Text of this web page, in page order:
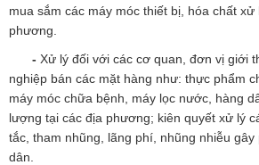
mua sắm các máy móc thiết bị, hóa chất
phương.
- Xử lý đối với các cơ quan, đơn vị giới
nghiệp bán các mặt hàng như: thực phẩm
máy móc chữa bệnh, máy lọc nước, hàng
lượng tại các địa phương; kiên quyết xử lý
tắc, tham nhũng, lãng phí, nhũng nhiễu gây
dân.